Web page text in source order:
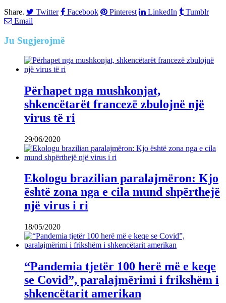
Share.
Twitter Facebook Pinterest LinkedIn
Tumblr
Email
Ju Sugjerojmë
Përhapet nga mushkonjat,
shkencëtarët francezë zbulojnë një
virus të ri
29/06/2020
Ekologu brazilian paralajmëron: Kjo
është zona nga e cila mund shpërthejë
një virus i ri
18/05/2020
“Pandemia tjetër 100 herë më e keqe
se Covid”, paralajmërimi i frikshëm i
shkencëtarit amerikan